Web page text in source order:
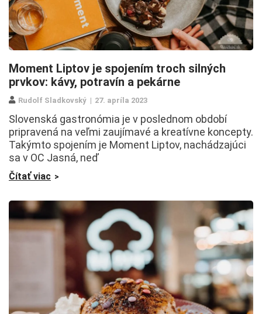
Moment Liptov je spojením troch silných
prvkov: kávy, potravín a pekárne
Rudolf Sladkovský 27. apríla 2023
Slovenská gastronómia je v poslednom období
pripravená na veľmi zaujímavé a kreatívne koncepty.
Takýmto spojením je Moment Liptov, nachádzajúci
sa v OC Jasná, neď
Čítať viac